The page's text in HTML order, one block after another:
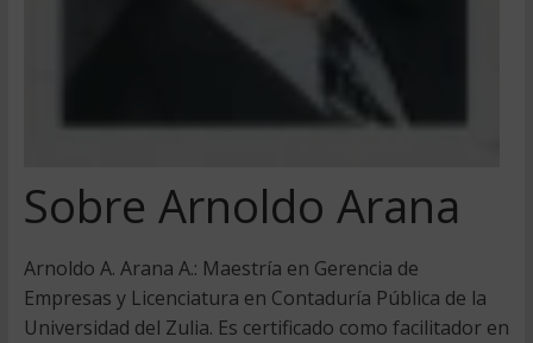
Sobre Arnoldo Arana
Arnoldo A. Arana A.: Maestría en Gerencia de
Empresas y Licenciatura en Contaduría Pública de la
Universidad del Zulia. Es certificado como facilitador en